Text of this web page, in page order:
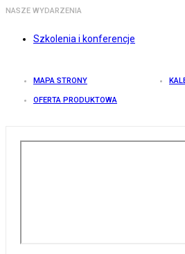
NASZE WYDARZENIA
Szkolenia i konferencje
MAPA STRONY
OFERTA PRODUKTOWA